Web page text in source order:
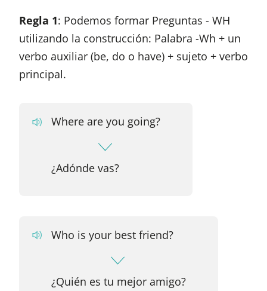
Regla 1: Podemos formar Preguntas - WH
utilizando la construcción: Palabra -Wh + un
verbo auxiliar (be, do o have) + sujeto + verbo
principal.
Where are you going?
¿Adónde vas?
Who is your best friend?
¿Quién es tu mejor amigo?